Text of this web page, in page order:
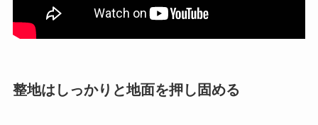
整地はしっかりと地面を押し固める